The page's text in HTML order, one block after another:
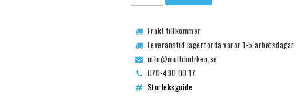
Frakt tillkommer
Leveranstid lagerförda varor 1-5 arbetsdagar
info@multibutiken.se
070-490 00 17
Storleksguide